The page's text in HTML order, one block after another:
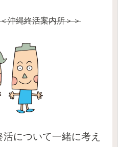
沖縄終活案内所＞＞
活について一緒に考え